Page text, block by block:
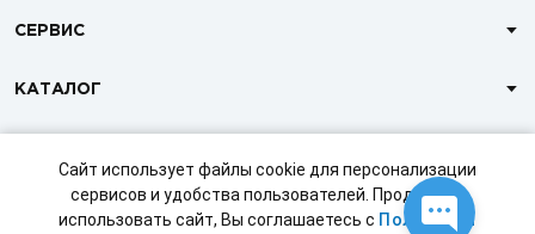
Сайт использует файлы cookie для персонализации
сервисов и удобства пользователей. Продолжая
использовать сайт, Вы соглашаетесь с Политикой
СЕРВИС
КАТАЛОГ